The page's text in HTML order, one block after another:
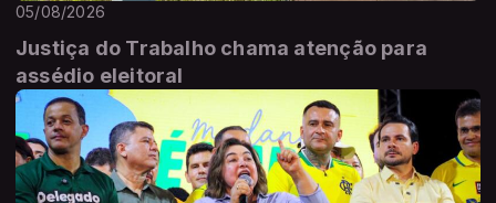
05/08/2026
Justiça do Trabalho chama atenção para
assédio eleitoral